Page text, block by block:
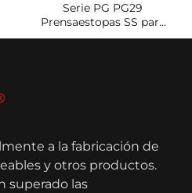
Serie PG PG29
Prensaestopas SS para
entornos marinos
a la fabricación de
y otros productos.
superado las